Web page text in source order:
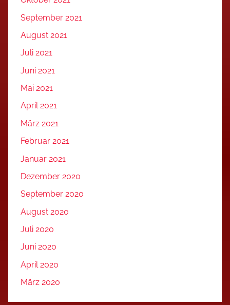
September 2021
August 2021
Juli 2021
Juni 2021
Mai 2021
April 2021
März 2021
Februar 2021
Januar 2021
Dezember 2020
September 2020
August 2020
Juli 2020
Juni 2020
April 2020
März 2020